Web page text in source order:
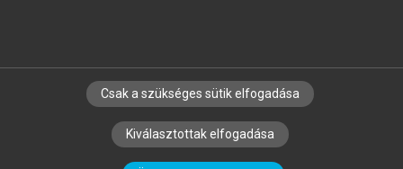
SZERZŐKNEK CÉGEKNEK KÖNYVTÁROSOKNAK
SZERKESZTÉSI ÉS LEKTORÁLÁSI ALAPELVEK
Csak a szükséges sütik elfogadása
Kiválasztottak elfogadása